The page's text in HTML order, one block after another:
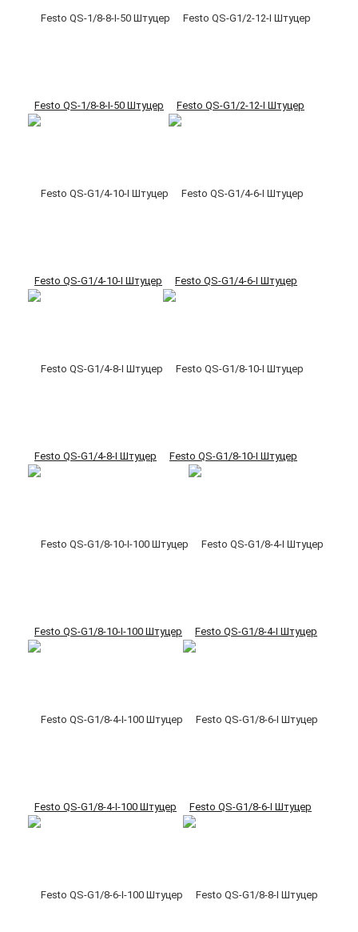
Festo QS-1/8-8-I-50 Штуцер Festo QS-G1/2-12-I Штуцер
Festo QS-G1/4-10-I Штуцер Festo QS-G1/4-6-I Штуцер
Festo QS-G1/4-8-I Штуцер Festo QS-G1/8-10-I Штуцер
Festo QS-G1/8-10-I-100 Штуцер Festo QS-G1/8-4-I Штуцер
Festo QS-G1/8-4-I-100 Штуцер Festo QS-G1/8-6-I Штуцер